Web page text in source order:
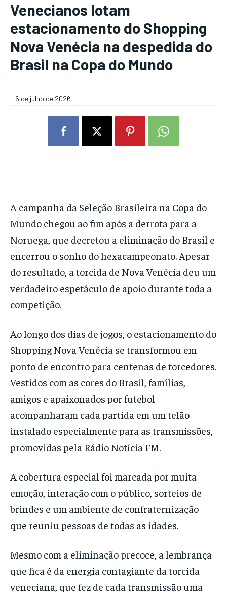
Venecianos lotam
estacionamento do Shopping
Nova Venécia na despedida do
Brasil na Copa do Mundo
6 de julho de 2026
A campanha da Seleção Brasileira na Copa do
Mundo chegou ao fim após a derrota para a
Noruega, que decretou a eliminação do Brasil e
encerrou o sonho do hexacampeonato. Apesar
do resultado, a torcida de Nova Venécia deu um
verdadeiro espetáculo de apoio durante toda a
competição.
Ao longo dos dias de jogos, o estacionamento do
Shopping Nova Venécia se transformou em
ponto de encontro para centenas de torcedores.
Vestidos com as cores do Brasil, famílias,
amigos e apaixonados por futebol
acompanharam cada partida em um telão
instalado especialmente para as transmissões,
promovidas pela Rádio Notícia FM.
A cobertura especial foi marcada por muita
emoção, interação com o público, sorteios de
brindes e um ambiente de confraternização
que reuniu pessoas de todas as idades.
Mesmo com a eliminação precoce, a lembrança
que fica é da energia contagiante da torcida
veneciana, que fez de cada transmissão uma